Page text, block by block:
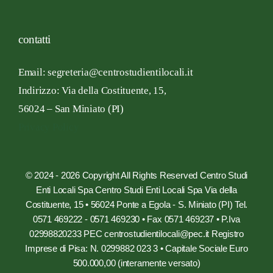
contatti
Email: segreteria@centrostudientilocali.it
Indirizzo: Viadella Costituente, 15,
56024 – San Miniato (PI)
© 2024 - 2026 Copyright All Rights Reserved Centro Studi
Enti Locali Spa Centro Studi Enti Locali Spa Via della
Costituente, 15 • 56024 Ponte a Egola - S. Miniato (PI) Tel.
0571 469222 - 0571 469230 • Fax 0571 469237 • P.Iva
02998820233 PEC centrostudientilocali@pec.it Registro
Imprese di Pisa: N. 0299882 023 3 • Capitale Sociale Euro
500.000,00 (interamente versato)